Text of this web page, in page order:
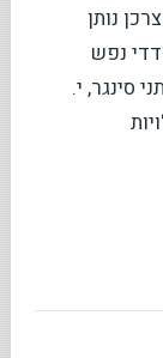
נותן
נפש
סינגר, י.